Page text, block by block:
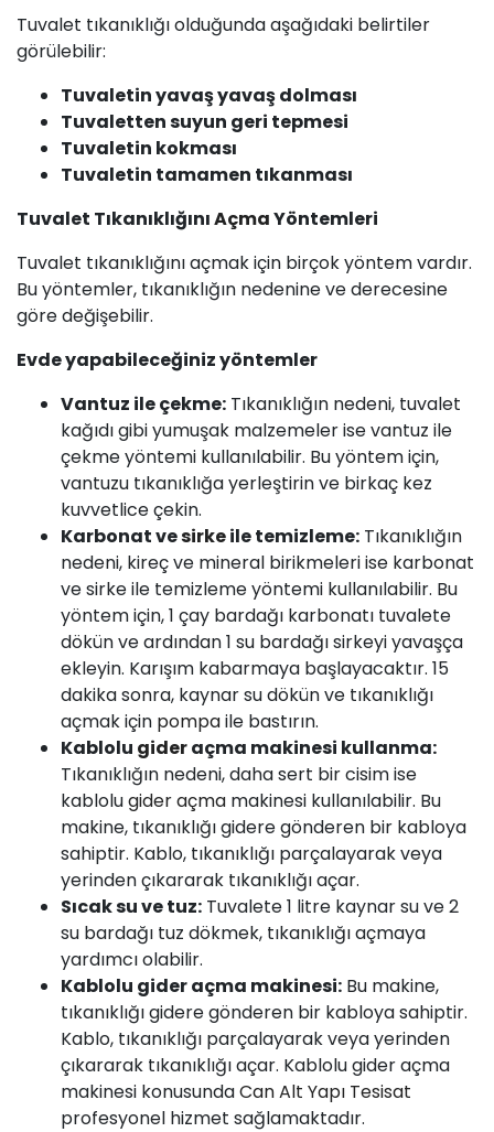
Tuvalet tıkanıklığı olduğunda aşağıdaki belirtiler
görülebilir:
Tuvaletin yavaş yavaş dolması
Tuvaletten suyun geri tepmesi
Tuvaletin kokması
Tuvaletin tamamen tıkanması
Tuvalet TıkanıklığınıAçmaYöntemleri
Tuvalet tıkanıklığını açmak için birçok yöntem vardır.
Bu yöntemler, tıkanıklığın nedenine ve derecesine
göre değişebilir.
Evde yapabileceğiniz yöntemler
Vantuz ile çekme: Tıkanıklığın nedeni, tuvalet
kağıdı gibi yumuşak malzemeler ise vantuz ile
çekme yöntemi kullanılabilir. Bu yöntem için,
vantuzu tıkanıklığa yerleştirin ve birkaç kez
kuvvetlice çekin.
Karbonat vesirkeile temizleme: Tıkanıklığın
nedeni, kireç ve mineral birikmeleri ise karbonat
ve sirke ile temizleme yöntemi kullanılabilir. Bu
yöntem için, 1 çay bardağı karbonatı tuvalete
dökün ve ardından 1 su bardağı sirkeyi yavaşça
ekleyin. Karışım kabarmaya başlayacaktır. 15
dakika sonra, kaynar su dökün ve tıkanıklığı
açmak için pompaile bastırın.
Kablolu gideraçma makinesi kullanma:
Tıkanıklığın nedeni, daha sert bir cisim ise
kablolugider açma makinesi kullanılabilir. Bu
makine, tıkanıklığı gidere gönderen bir kabloya
sahiptir. Kablo, tıkanıklığı parçalayarak veya
yerinden çıkararak tıkanıklığı açar.
Sıcak su ve tuz: Tuvalete 1 litre kaynar su ve 2
su bardağı tuz dökmek, tıkanıklığı açmaya
yardımcı olabilir.
Kablolu gider açma makinesi: Bu makine,
tıkanıklığı gidere gönderen bir kabloya sahiptir.
Kablo, tıkanıklığı parçalayarak veya yerinden
çıkararak tıkanıklığı açar. Kablolu gider açma
makinesi konusundaCan Alt Yapı Tesisat
profesyonel hizmet sağlamaktadır.